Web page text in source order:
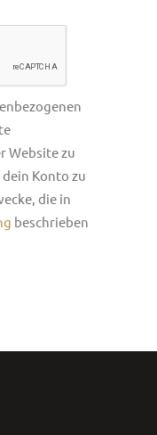
Website zu
Konto zu
die in
beschrieben